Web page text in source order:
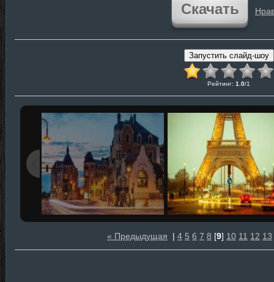
Скачать
Рейтинг: 1.0/1
« Предыдущая | 4 5 6 7 8 [9] 10 11 12 13